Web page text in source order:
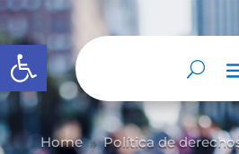
Abrir barra de herramientas
Home 9 Política de